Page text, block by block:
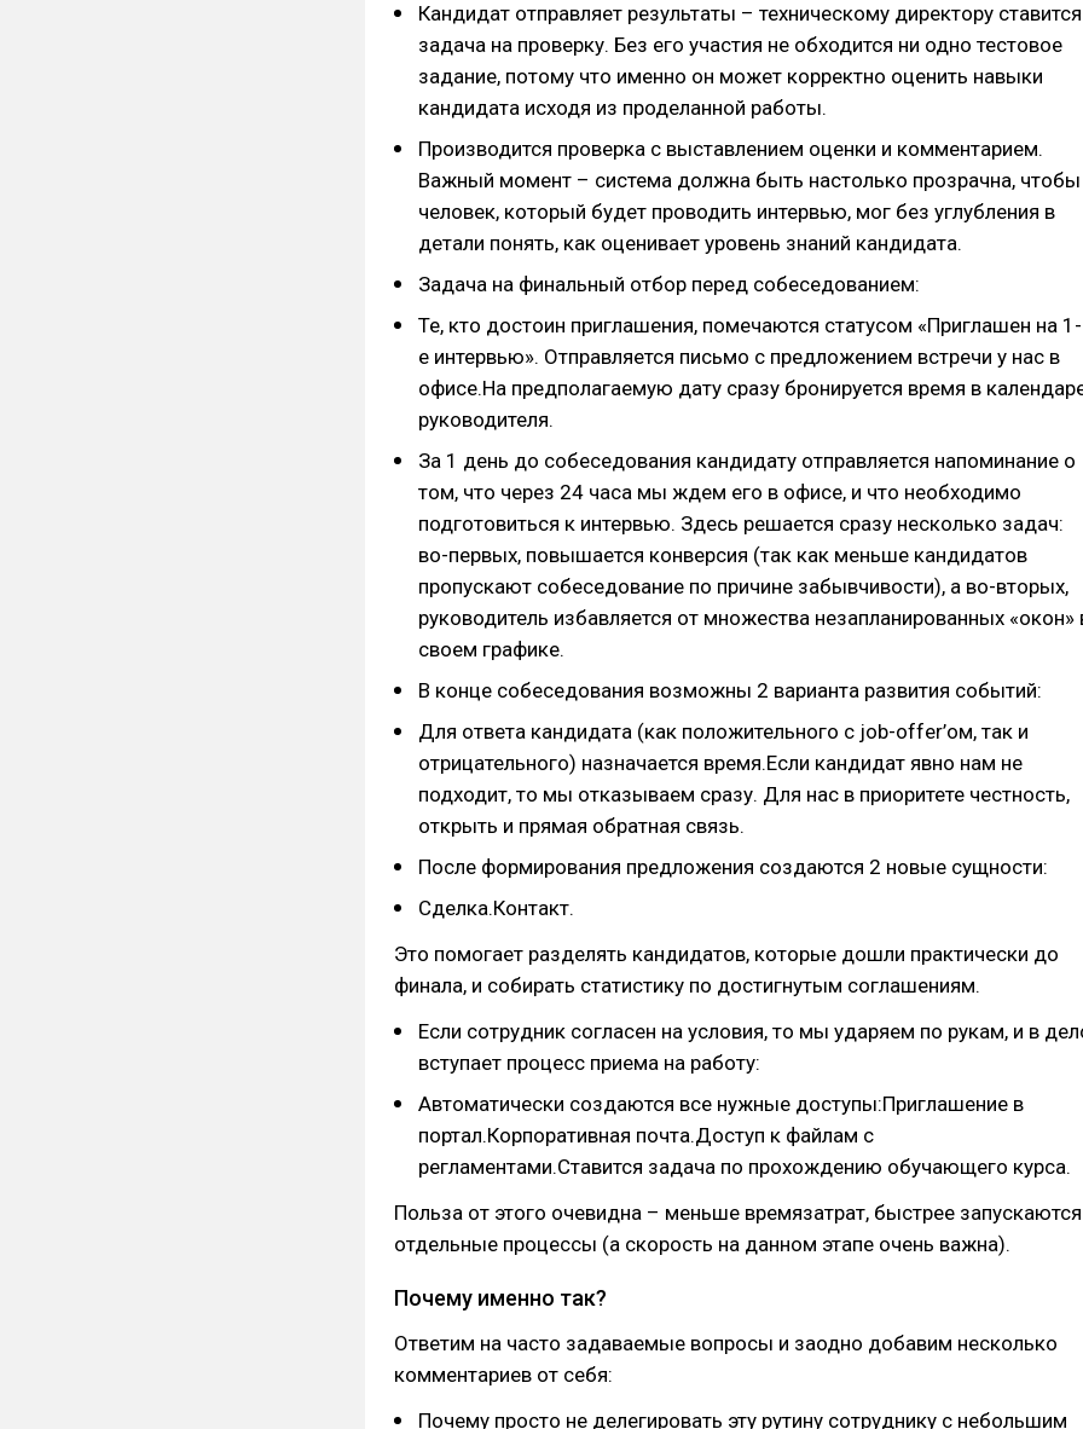
Кандидат отправляет результаты – техническому директору ставится
задача на проверку. Без его участия не обходится ни одно тестовое
задание, потому что именно он может корректно оценить навыки
кандидата исходя из проделанной работы.
Производится проверка с выставлением оценки и комментарием.
Важный момент – система должна быть настолько прозрачна, чтобы
человек, который будет проводить интервью, мог без углубления в
детали понять, как оценивает уровень знаний кандидата.
Задача на финальный отбор перед собеседованием:
Те, кто достоин приглашения, помечаются статусом «Приглашен на 1-
е интервью». Отправляется письмо с предложением встречи у нас в
офисе.На предполагаемую дату сразу бронируется время в
руководителя.
За 1 день до собеседования кандидату отправляется напоминание о
том, что через 24 часа мы ждем его в офисе, и что необходимо
подготовиться к интервью. Здесь решается сразу несколько задач:
во-первых, повышается конверсия (так как меньше кандидатов
пропускают собеседование по причине забывчивости), а во-вторых,
руководитель избавляется от множества незапланированных «окон»
своем графике.
В конце собеседования возможны 2 варианта развития событий:
Для ответа кандидата (как положительного с job-offer’ом, так и
отрицательного) назначается время.Если кандидат явно нам не
подходит, то мы отказываем сразу. Для нас в приоритете честность,
открыть и прямая обратная связь.
После формирования предложения создаются 2 новые сущности:
Сделка.Контакт.
Это помогает разделять кандидатов, которые дошли практически до
финала, и собирать статистику по достигнутым соглашениям.
Если сотрудник согласен на условия, то мы ударяем по рукам, и в
вступает процесс приема на работу:
Автоматически создаются все нужные доступы:Приглашение в
портал.Корпоративная почта.Доступ к файлам с
регламентами.Ставится задача по прохождению обучающего курса.
Польза от этого очевидна – меньше времязатрат, быстрее запускаются
отдельные процессы (а скорость на данном этапе очень важна).
Почему именно так?
Ответим на часто задаваемые вопросы и заодно добавим несколько
комментариев от себя:
Почему просто не делегировать эту рутину сотруднику с небольшим